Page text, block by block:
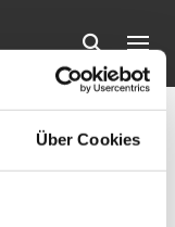
Über Cookies